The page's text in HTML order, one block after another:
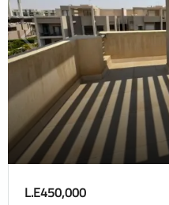
L.E450,000